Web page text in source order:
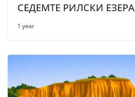
СЕДЕМТЕ РИЛСКИ ЕЗЕРА
1 year